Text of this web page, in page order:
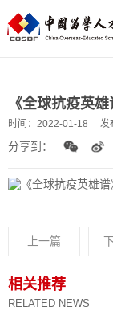
《全球抗疫英雄
时间： 2022-01-18 发
分享到：
上一篇
相关推荐
RELATED NEWS